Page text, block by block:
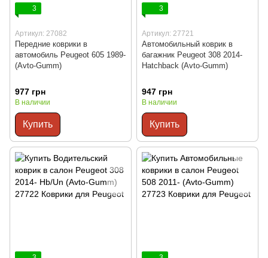
3
Артикул: 27082
Передние коврики в
автомобиль Peugeot 605 1989-
(Avto-Gumm)
977 грн
В наличии
Купить
3
Артикул: 27721
Автомобильный коврик в
багажник Peugeot 308 2014-
Hatchback (Avto-Gumm)
947 грн
В наличии
Купить